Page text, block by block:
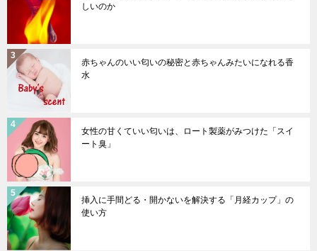
しいのか
赤ちゃんのいい匂いの秘密と赤ちゃんみたいになれる香
水
女性の甘くていい匂いは、ロート製薬がみつけた「スイ
ート臭」
挿入に手間どる・開かないを解決する「月経カップ」の
使い方